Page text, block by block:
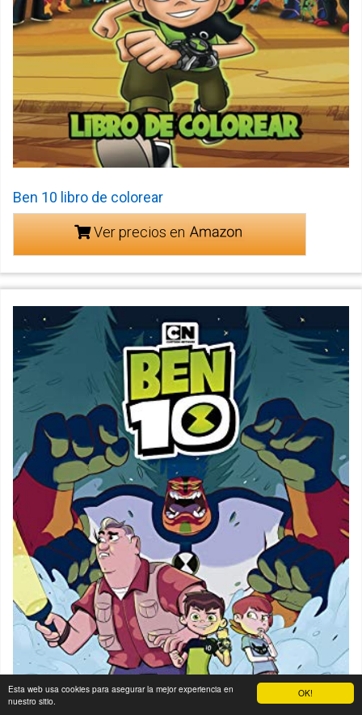
OK!
Esta web usa cookies para asegurar la mejor experiencia en
nuestro sitio.
Ben 10 libro de colorear
Ver precios en